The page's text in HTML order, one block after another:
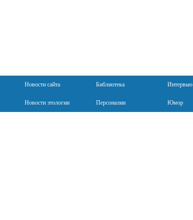
Новости сайта Библиотека Интервью
Новости этологии Персоналии Юмор